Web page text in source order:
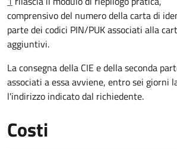
comprensivo del numero della carta di
parte dei codici PIN/PUK associati alla
aggiuntivi.
La consegna della CIE e della seconda
associati a essa avviene, entro sei giorni
l'indirizzo indicato dal richiedente.
Costi